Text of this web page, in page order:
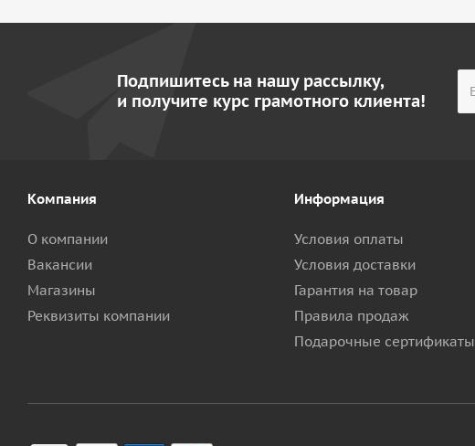
Подпишитесь на нашу рассылку,
и получите курс грамотного клиента!
Компания
О компании
Вакансии
Магазины
Реквизиты компании
Информация
Условия оплаты
Условия доставки
Гарантия на товар
Правила продаж
Подарочные сертификаты